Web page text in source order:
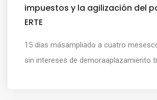
impuestos y la agilización del
ERTE
15 días másampliado a cuatro
sin intereses de demoraaplazamiento